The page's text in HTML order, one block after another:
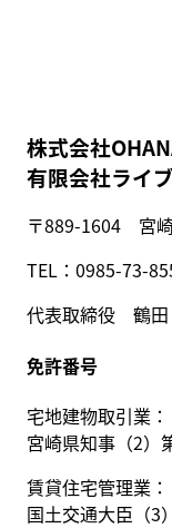
株式会社
有限会社ライ
〒889-1604 宮
TEL：0985-73-
代表取締役 鶴
免許番号
宅地建物取引業：
宮崎県知事（2）
賃貸住宅管理業：
国土交通大臣（3